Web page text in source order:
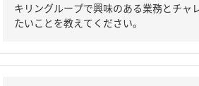
キリングループで興味のある業務とチャ
たいことを教えてください。